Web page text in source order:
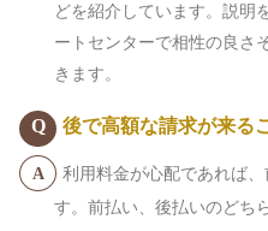
どを紹介しています。説明
ートセンターで相性の良さ
きます。
後で高額な請求が来る
利用料金が心配であれば
す。前払い、後払いのどち